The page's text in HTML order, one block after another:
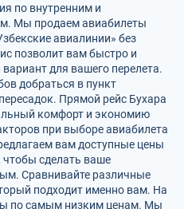
по внутренним и
Мы продаем авиабилеты
авиалинии» без
позволит вам быстро и
для вашего перелета.
добраться в пункт
Прямой рейс Бухара
комфорт и экономию
при выборе авиабилета
вам доступные цены
сделать ваше
Сравнивайте различные
подходит именно вам. На
по самым низким ценам. Мы